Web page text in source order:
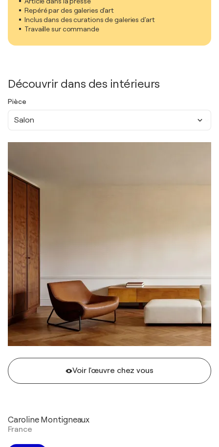
Repéré par des galeries d'art
Inclus dans des curations de galeries d'art
Travaille sur commande
Découvrir dans des intérieurs
Pièce
Salon
Voir l'œuvre chez vous
Caroline Montigneaux
France